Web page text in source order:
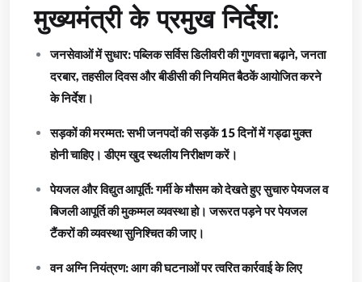
मुख्यमंत्री के प्रमुख निर्देश:
जनसेवाओं में सुधार: पब्लिक सर्विस डिलीवरी की गुणवत्ता बढ़ाने, जनता
दरबार, तहसील दिवस और बीडीसी की नियमित बैठकें आयोजित करने
के निर्देश।
सड़कों की मरम्मत: सभी जनपदों की सड़कें 15 दिनों में गड्ढा मुक्त
होनी चाहिए। डीएम खुद स्थलीय निरीक्षण करें।
पेयजल और विद्युत आपूर्ति: गर्मी के मौसम को देखते हुए सुचारु पेयजल व
बिजली आपूर्ति की मुकम्मल व्यवस्था हो। जरूरत पड़ने पर पेयजल
टैंकरों की व्यवस्था सुनिश्चित की जाए।
वन अग्नि नियंत्रण: आग की घटनाओं पर त्वरित कार्रवाई के लिए